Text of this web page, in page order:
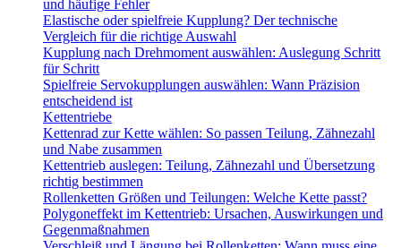
und häufige Fehler
Elastische oder spielfreie Kupplung? Der technische
Vergleich für die richtige Auswahl
Kupplung nach Drehmoment auswählen: Auslegung Schritt
für Schritt
Spielfreie Servokupplungen auswählen: Wann Präzision
entscheidend ist
Kettentriebe
Kettenrad zur Kette wählen: So passen Teilung, Zähnezahl
und Nabe zusammen
Kettentrieb auslegen: Teilung, Zähnezahl und Übersetzung
richtig bestimmen
Rollenketten Größen und Teilungen: Welche Kette passt?
Polygoneffekt im Kettentrieb: Ursachen, Auswirkungen und
Gegenmaßnahmen